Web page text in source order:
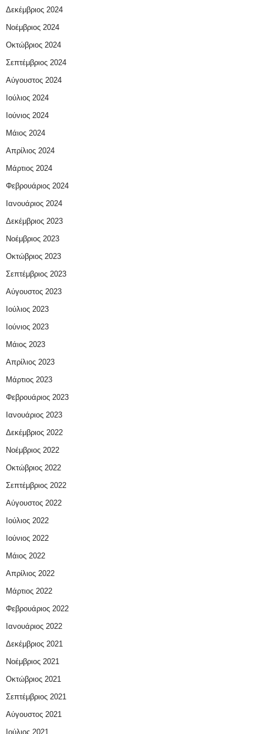
Δεκέμβριος 2024
Νοέμβριος 2024
Οκτώβριος 2024
Σεπτέμβριος 2024
Αύγουστος 2024
Ιούλιος 2024
Ιούνιος 2024
Μάιος 2024
Απρίλιος 2024
Μάρτιος 2024
Φεβρουάριος 2024
Ιανουάριος 2024
Δεκέμβριος 2023
Νοέμβριος 2023
Οκτώβριος 2023
Σεπτέμβριος 2023
Αύγουστος 2023
Ιούλιος 2023
Ιούνιος 2023
Μάιος 2023
Απρίλιος 2023
Μάρτιος 2023
Φεβρουάριος 2023
Ιανουάριος 2023
Δεκέμβριος 2022
Νοέμβριος 2022
Οκτώβριος 2022
Σεπτέμβριος 2022
Αύγουστος 2022
Ιούλιος 2022
Ιούνιος 2022
Μάιος 2022
Απρίλιος 2022
Μάρτιος 2022
Φεβρουάριος 2022
Ιανουάριος 2022
Δεκέμβριος 2021
Νοέμβριος 2021
Οκτώβριος 2021
Σεπτέμβριος 2021
Αύγουστος 2021
Ιούλιος 2021